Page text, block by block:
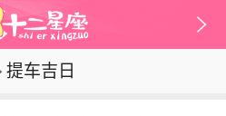
提车吉日